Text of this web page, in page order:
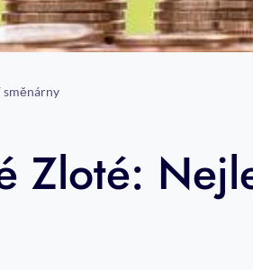
směnárny
Zloté: